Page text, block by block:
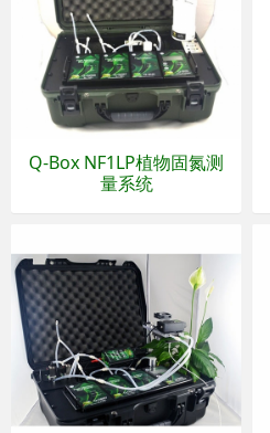
Q-Box NF1LP植物固氮测
量系统